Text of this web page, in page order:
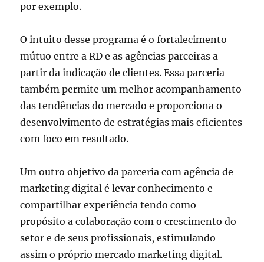
por exemplo.
O intuito desse programa é o fortalecimento
mútuo entre a RD e as agências parceiras a
partir da indicação de clientes. Essa parceria
também permite um melhor acompanhamento
das tendências do mercado e proporciona o
desenvolvimento de estratégias mais eficientes
com foco em resultado.
Um outro objetivo da parceria com agência de
marketing digital é levar conhecimento e
compartilhar experiência tendo como
propósito a colaboração com o crescimento do
setor e de seus profissionais, estimulando
assim o próprio mercado marketing digital.